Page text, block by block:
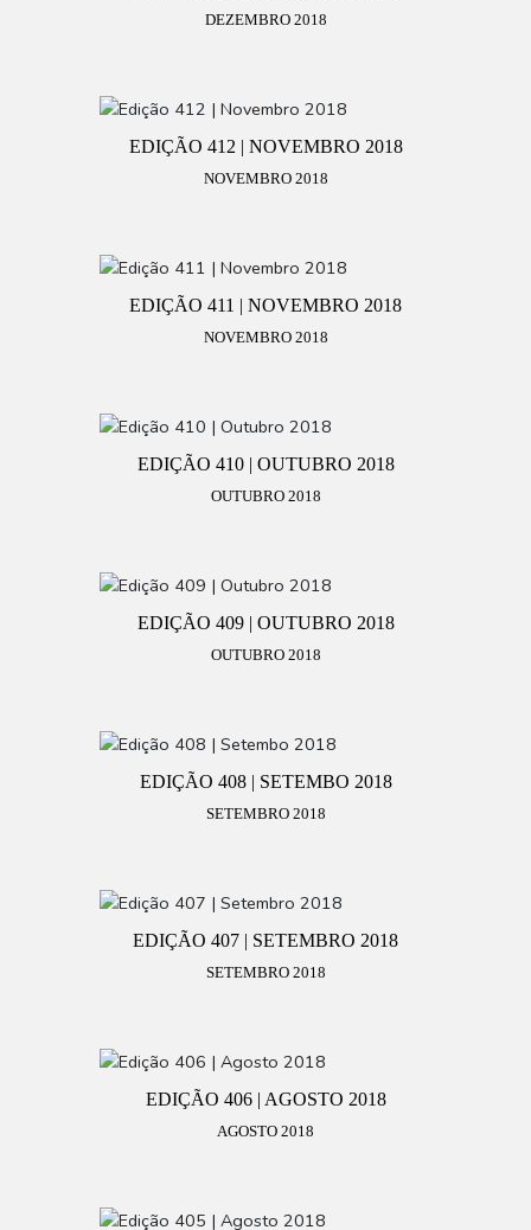
DEZEMBRO 2018
EDIÇÃO 412 | NOVEMBRO 2018
NOVEMBRO 2018
EDIÇÃO 411 | NOVEMBRO 2018
NOVEMBRO 2018
EDIÇÃO 410 | OUTUBRO 2018
OUTUBRO 2018
EDIÇÃO 409 | OUTUBRO 2018
OUTUBRO 2018
EDIÇÃO 408 | SETEMBO 2018
SETEMBRO 2018
EDIÇÃO 407 | SETEMBRO 2018
SETEMBRO 2018
EDIÇÃO 406 | AGOSTO 2018
AGOSTO 2018